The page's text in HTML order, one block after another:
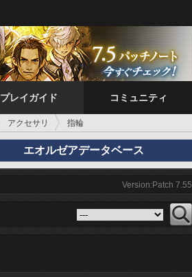
プレイガイド コミュニティ
アクセサリ 指輪
エオルゼアデータベース
Version:Patch 7.55